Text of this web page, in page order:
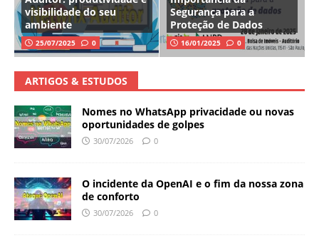
visibilidade do seu
ambiente
25/07/2025 0
Segurança para a
Proteção de Dados
16/01/2025 0
ARTIGOS & ESTUDOS
Nomes no WhatsApp privacidade ou novas
oportunidades de golpes
30/07/2026 0
O incidente da OpenAI e o fim da nossa zona
de conforto
30/07/2026 0